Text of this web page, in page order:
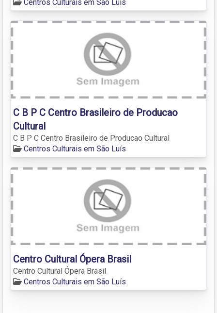
Centros Culturais em São Luís
C B P C Centro Brasileiro de Producao
Cultural
C B P C Centro Brasileiro de Producao Cultural
Centros Culturais em São Luís
Centro Cultural Ópera Brasil
Centro Cultural Ópera Brasil
Centros Culturais em São Luís